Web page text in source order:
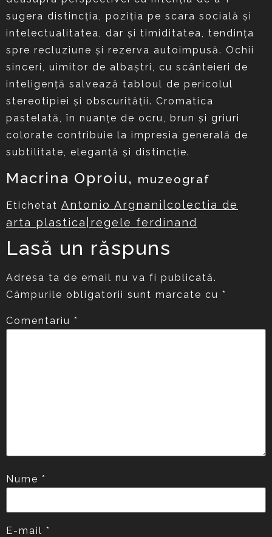
sugera distincţia, poziţia pe scara socială şi
intelectualitatea, dar şi timiditatea, tendinţa
spre recluziune şi rezerva autoimpusă. Ochii
sinceri, uimitor de albaştri, cu scânteieri de
inteligenţă salvează tabloul de pericolul
stereotipiei şi obscurităţii. Cromatica
pastelată, în nuanţe de ocru, brun şi griuri
colorate contribuie la impresia generală de
subtilitate, eleganţă şi distincţie.
Macrina Oproiu, muzeograf
Etichetat Antonio Argnani|colectia de
arta plastica|regele ferdinand
Lasă un răspuns
Adresa ta de email nu va fi publicată.
Câmpurile obligatorii sunt marcate cu *
Comentariu *
Nume *
E-mail *